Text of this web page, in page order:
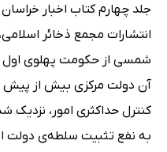
جلد چهارم کتاب اخبار
شمسی از حکومت پهلوی اول
آن دولت مرکزی بیش از
کنترل حداکثری امور،
به نفع تثبیت سلطه‌ی دولت